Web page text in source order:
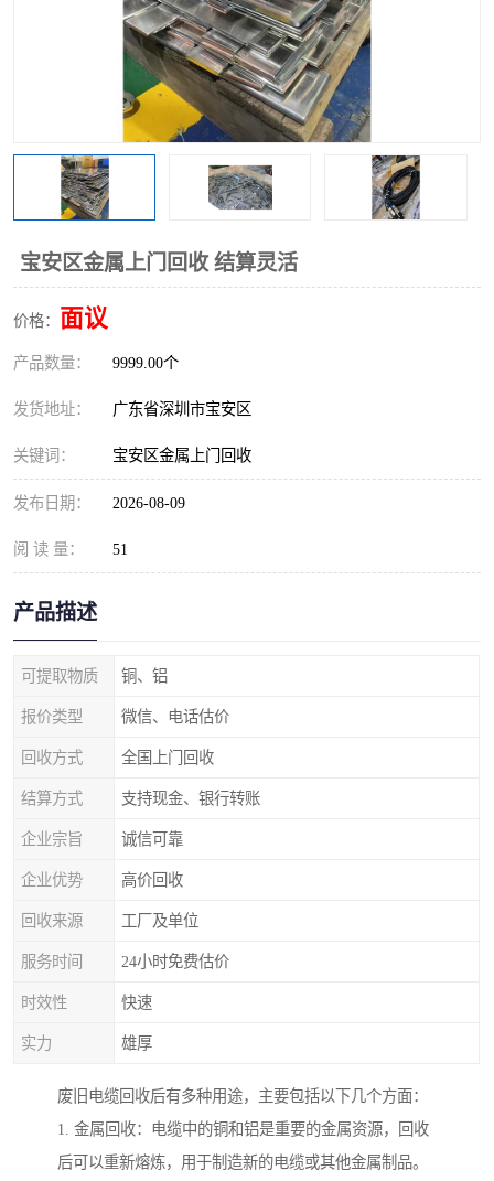
宝安区金属上门回收 结算灵活
价格： 面议
产品数量： 9999.00个
发货地址： 广东省深圳市宝安区
关键词： 宝安区金属上门回收
发布日期： 2026-08-09
阅 读 量： 51
产品描述
可提取物质 铜、铝
报价类型 微信、电话估价
回收方式 全国上门回收
结算方式 支持现金、银行转账
企业宗旨 诚信可靠
企业优势 高价回收
回收来源 工厂及单位
服务时间 24小时免费估价
时效性 快速
实力 雄厚
废旧电缆回收后有多种用途，主要包括以下几个方面：
1. 金属回收：电缆中的铜和铝是重要的金属资源，回收
后可以重新熔炼，用于制造新的电缆或其他金属制品。